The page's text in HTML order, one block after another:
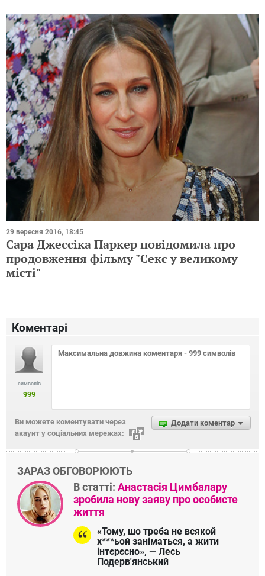
29 вересня 2016, 18:45
Сара Джессіка Паркер повідомила про
продовження фільму "Секс у великому
місті"
Коментарі
символів
999
Додати коментар
Ви можете коментувати через
акаунт у соціальних мережах:
ЗАРАЗ ОБГОВОРЮЮТЬ
В статті: Анастасія Цимбалару
зробила нову заяву про особисте
життя
«Тому, шо треба не всякой
х***ьой заніматься, а жити
інтєрєсно», — Лесь
Подерв'янський